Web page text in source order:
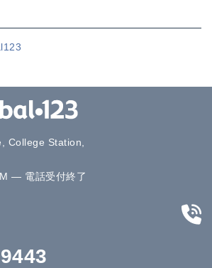
College Station,
— 電話受付終了